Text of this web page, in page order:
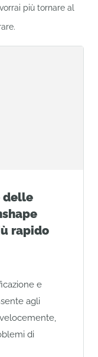
più tornare al
delle
rapido
e
agli
di